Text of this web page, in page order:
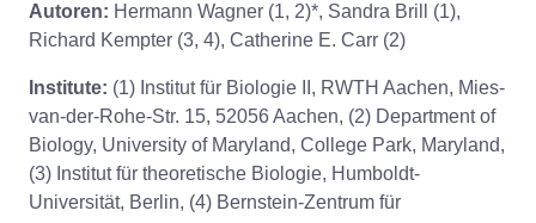
Autoren: Hermann Wagner (1, 2)*, Sandra Brill (1),
Richard Kempter (3, 4), Catherine E. Carr (2)
Institute: (1) Institut für Biologie II, RWTH Aachen, Mies-
van-der-Rohe-Str. 15, 52056 Aachen, (2) Department of
Biology, University of Maryland, College Park, Maryland,
(3) Institut für theoretische Biologie, Humboldt-
Universität, Berlin, (4) Bernstein-Zentrum für